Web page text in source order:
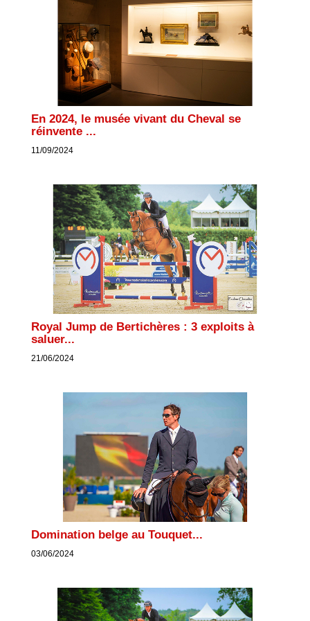
En 2024, le musée vivant du Cheval se
réinvente ...
11/09/2024
Royal Jump de Bertichères : 3 exploits à
saluer...
21/06/2024
Domination belge au Touquet...
03/06/2024